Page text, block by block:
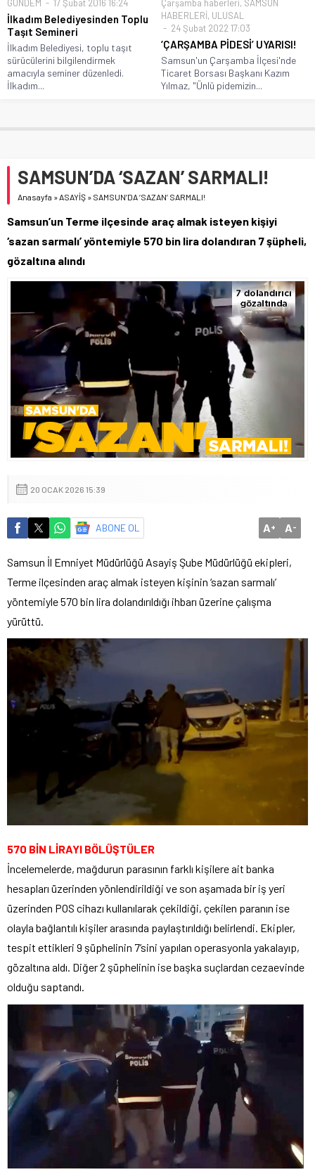
GÜNDEM 17 Şubat 2016 16:24
İlkadım Belediyesinden Toplu
Taşıt Semineri
İlkadım Belediyesi, toplu taşıt
sürücülerini bilgilendirmek
amacıyla seminer düzenledi.
İlkadım...
Çarşamba haberleri, SAMSUN
HABERLERİ, ULUSAL
24 Şubat 2022 17:03
‘ÇARŞAMBA PİDESİ’ UYARISI!
Samsun'un Çarşamba İlçesi'nde
Ticaret Borsası Başkanı Kazım
Yılmaz, "Ünlü pidemizin...
SAMSUN’DA ‘SAZAN’ SARMALI!
Anasayfa »ASAYİŞ » SAMSUN’DA ‘SAZAN’ SARMALI!
Samsun’un Terme ilçesinde araç almak isteyen kişiyi
‘sazan sarmalı’ yöntemiyle 570 bin lira dolandıran 7 şüpheli,
gözaltına alındı
20 OCAK 2026 15:39
ABONE OL A+ A-
Samsun İl Emniyet Müdürlüğü Asayiş Şube Müdürlüğü ekipleri,
Terme ilçesinden araç almak isteyen kişinin ‘sazan sarmalı’
yöntemiyle 570 bin lira dolandırıldığı ihbarı üzerine çalışma
yürüttü.
570 BİN LİRAYI BÖLÜŞTÜLER
İncelemelerde, mağdurun parasının farklı kişilere ait banka
hesapları üzerinden yönlendirildiği ve son aşamada bir iş yeri
üzerinden POS cihazı kullanılarak çekildiği, çekilen paranın ise
olayla bağlantılı kişiler arasında paylaştırıldığı belirlendi. Ekipler,
tespit ettikleri 9 şüphelinin 7’sini yapılan operasyonla yakalayıp,
gözaltına aldı. Diğer 2 şüphelinin ise başka suçlardan cezaevinde
olduğu saptandı.